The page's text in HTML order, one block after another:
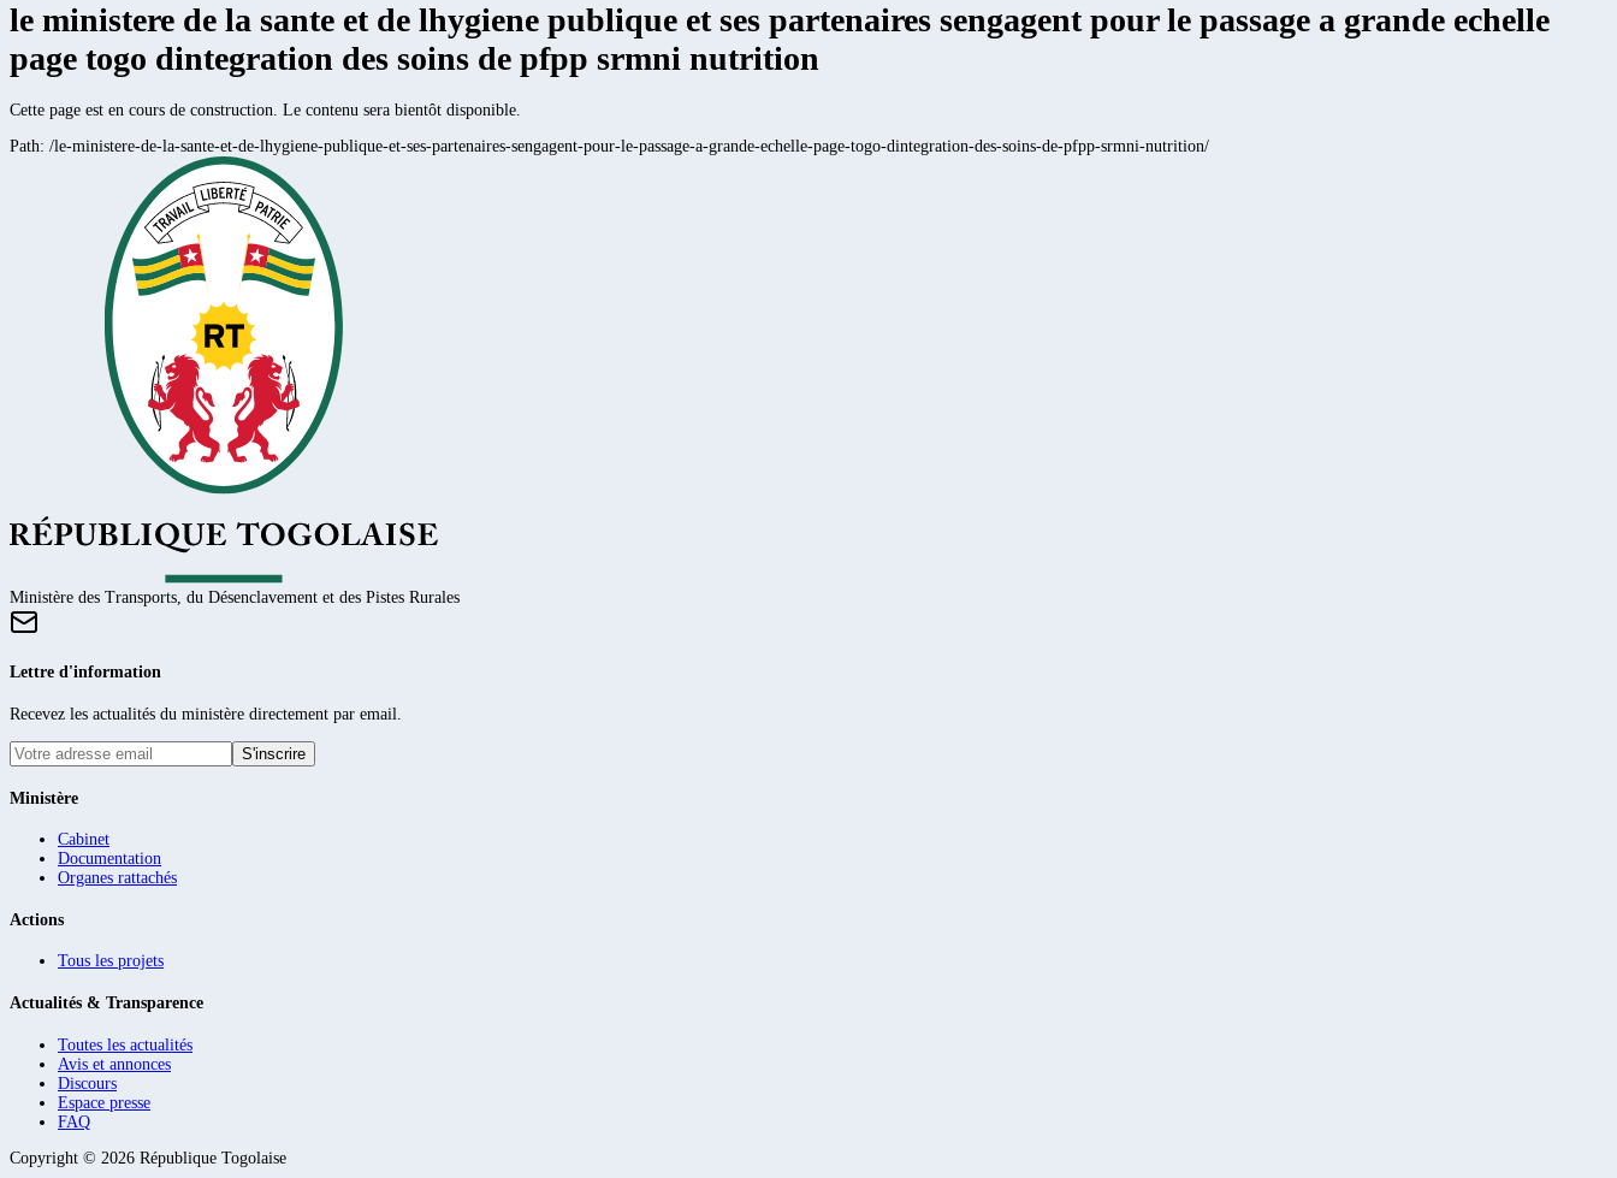
le ministere de la sante et de lhygiene publique et ses partenaires sengagent pour le passage a grande echelle
page togo dintegration des soins de pfpp srmni nutrition
Cette page est en cours de construction. Le contenu sera bientôt disponible.
Path: /le-ministere-de-la-sante-et-de-lhygiene-publique-et-ses-partenaires-sengagent-pour-le-passage-a-grande-echelle-page-togo-dintegration-des-soins-de-pfpp-srmni-nutrition/
Ministère des Transports, du Désenclavement et des Pistes Rurales
Lettre d'information
Recevez les actualités du ministère directement par email.
S'inscrire
Ministère
Cabinet
Documentation
Organes rattachés
Actions
Tous les projets
Actualités & Transparence
Toutes les actualités
Avis et annonces
Discours
Espace presse
FAQ
Copyright © 2026 République Togolaise